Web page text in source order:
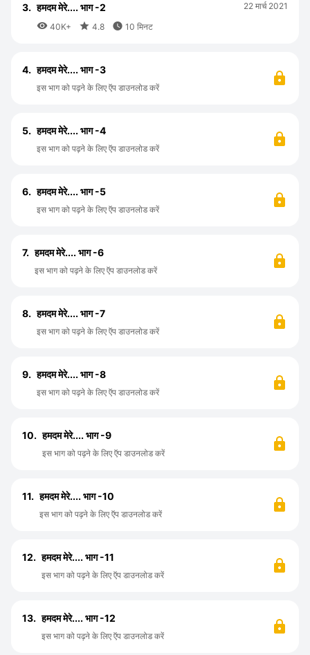
3. हमदम मेरे.... भाग -2
 40K+  4.8  10 मिनट
22 मार्च 2021
4. हमदम मेरे.... भाग -3
इस भाग को पढ़ने के लिए ऍप डाउनलोड करें
5. हमदम मेरे.... भाग -4
इस भाग को पढ़ने के लिए ऍप डाउनलोड करें
6. हमदम मेरे.... भाग -5
इस भाग को पढ़ने के लिए ऍप डाउनलोड करें
7. हमदम मेरे.... भाग -6
इस भाग को पढ़ने के लिए ऍप डाउनलोड करें
8. हमदम मेरे.... भाग -7
इस भाग को पढ़ने के लिए ऍप डाउनलोड करें
9. हमदम मेरे.... भाग -8
इस भाग को पढ़ने के लिए ऍप डाउनलोड करें
10. हमदम मेरे.... भाग -9
इस भाग को पढ़ने के लिए ऍप डाउनलोड करें
11. हमदम मेरे.... भाग -10
इस भाग को पढ़ने के लिए ऍप डाउनलोड करें
12. हमदम मेरे.... भाग -11
इस भाग को पढ़ने के लिए ऍप डाउनलोड करें
13. हमदम मेरे.... भाग -12
इस भाग को पढ़ने के लिए ऍप डाउनलोड करें